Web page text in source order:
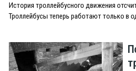
История троллейбусного движения
Троллейбусы теперь работают только в